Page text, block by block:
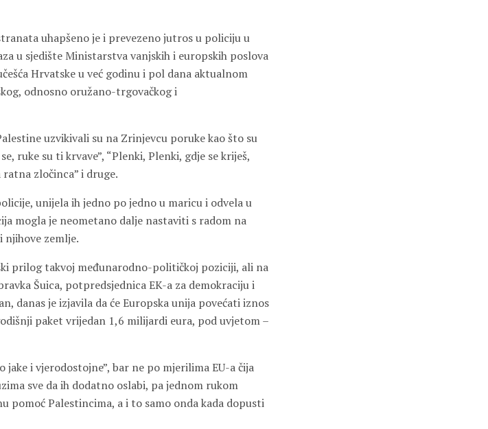
uhapšeno je i prevezeno jutros u policiju u
u sjedište Ministarstva vanjskih i europskih poslova
Hrvatske u već godinu i pol dana aktualnom
odnosno oružano-trgovačkog i
uzvikivali su na Zrinjevcu poruke kao što su
ruke su ti krvave”, “Plenki, Plenki, gdje se kriješ,
zločinca” i druge.
unijela ih jedno po jedno u maricu i odvela u
mogla je neometano dalje nastaviti s radom na
njihove zemlje.
prilog takvoj međunarodno-političkoj poziciji, ali na
Šuica, potpredsjednica EK-a za demokraciju i
danas je izjavila da će Europska unija povećati iznos
paket vrijedan 1,6 milijardi eura, pod uvjetom –
jake i vjerodostojne”, bar ne po mjerilima EU-a čija
sve da ih dodatno oslabi, pa jednom rukom
pomoć Palestincima, a i to samo onda kada dopusti